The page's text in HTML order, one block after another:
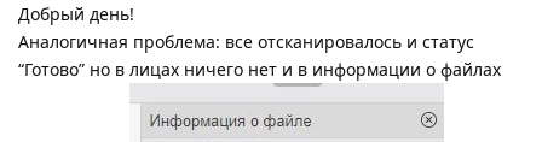
Добрый день!
Аналогичная проблема: все отсканировалось и статус
“Готово” но в лицах ничего нет и в информации о файлах